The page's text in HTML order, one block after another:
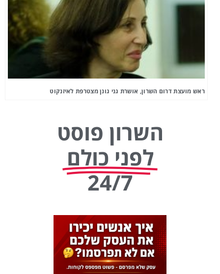
ראש מועצת דרום השרון, אושרת גני גונן מצטרפת לאיזנקוט
השרון פוסט
לפני כולם
24/7